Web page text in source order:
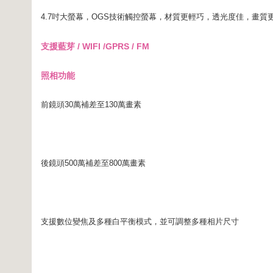
4.7吋大螢幕，OGS技術觸控螢幕，材質更輕巧，透光度佳，畫質
支援藍芽 / WIFI /GPRS / FM
照相功能
前鏡頭30萬補差至130萬畫素
後鏡頭500萬補差至800萬畫素
支援數位變焦及多種白平衡模式，並可調整多種相片尺寸